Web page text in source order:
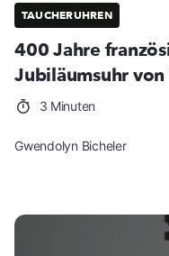
TAUCHERUHREN
400 Jahre
Jubiläumsuhr von
3 Minuten
Gwendolyn Bicheler